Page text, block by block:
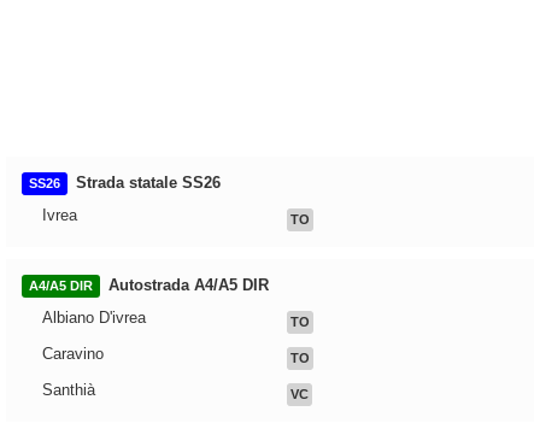
SS26
Strada statale SS26
Ivrea
TO
A4/A5 DIR
Autostrada A4/A5 DIR
Albiano D'ivrea
TO
Caravino TO
Santhià VC